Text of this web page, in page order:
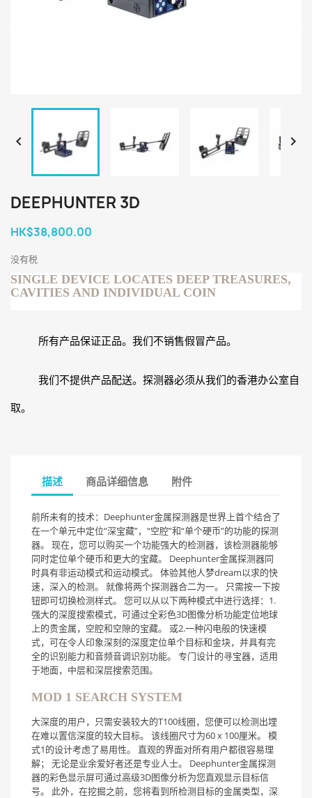
 
DEEPHUNTER 3D
HK$38,800.00
没有税
SINGLE DEVICE LOCATES DEEP TREASURES,
CAVITIES AND INDIVIDUAL COIN
所有产品保证正品。我们不销售假冒产品。
我们不提供产品配送。探测器必须从我们的香港办公室自
取。
描述 商品详细信息 附件
前所未有的技术：Deephunter金属探测器是世界上首个结合了
在一个单元中定位“深宝藏”，“空腔”和“单个硬币”的功能的探测
器。 现在，您可以购买一个功能强大的检测器，该检测器能够
同时定位单个硬币和更大的宝藏。 Deephunter金属探测器同
时具有非运动模式和运动模式。 体验其他人梦dream以求的快
速，深入的检测。 就像将两个探测器合二为一。 只需按一下按
钮即可切换检测样式。 您可以从以下两种模式中进行选择：1.
强大的深度搜索模式，可通过全彩色3D图像分析功能定位地球
上的贵金属，空腔和空隙的宝藏。 或2.一种闪电般的快速模
式，可在令人印象深刻的深度定位单个目标和金块，并具有完
全的识别能力和音频音调识别功能。 专门设计的寻宝器，适用
于地面，中层和深层搜索范围。
MOD 1 SEARCH SYSTEM
大深度的用户，只需安装较大的T100线圈，您便可以检测出埋
在难以置信深度的较大目标。 该线圈尺寸为60 x 100厘米。 模
式1的设计考虑了易用性。 直观的界面对所有用户都很容易理
解； 无论是业余爱好者还是专业人士。 Deephunter金属探测
器的彩色显示屏可通过高级3D图像分析为您直观显示目标信
号。 此外，在挖掘之前，您将看到所检测目标的金属类型，深